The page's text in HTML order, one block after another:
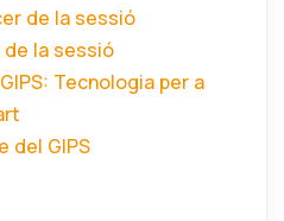
de la sessió
de la sessió
Tecnologia per a
del GIPS